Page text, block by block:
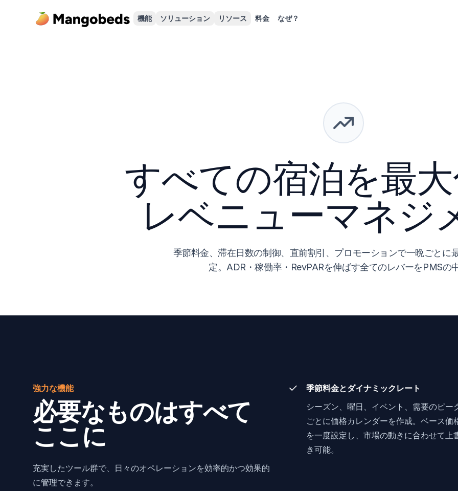
機能 ソリューション リソース 料金 なぜ？
すべての宿泊を最
レベニューマネジ
季節料金、滞在日数の制御、直前割引、プロモーションで一晩ごとに
定。ADR・稼働率・RevPARを伸ばす全てのレバーをPMSの
強力な機能
必要なものはすべて
ここに
充実したツール群で、日々のオペレーションを効率的かつ効果的
に管理できます。
季節料金とダイナミックレート
シーズン、曜日、イベント、需要のピー
ごとに価格カレンダーを作成。ベース価
を一度設定し、市場の動きに合わせて上
き可能。